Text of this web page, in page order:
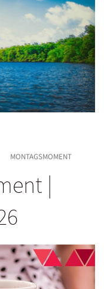
MONTAGSMOMENT
|